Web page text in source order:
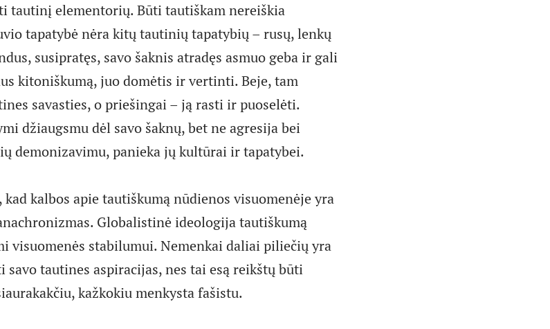
tautinį elementorių. Būti tautiškam nereiškia
tapatybė nėra kitų tautinių tapatybių – rusų, lenkų
susipratęs, savo šaknis atradęs asmuo geba ir gali
kitoniškumą, juo domėtis ir vertinti. Beje, tam
savasties, o priešingai – ją rasti ir puoselėti.
džiaugsmu dėl savo šaknų, bet ne agresija bei
demonizavimu, panieka jų kultūrai ir tapatybei.
kalbos apie tautiškumą nūdienos visuomenėje yra
Globalistinė ideologija tautiškumą
visuomenės stabilumui. Nemenkai daliai piliečių yra
savo tautines aspiracijas, nes tai esą reikštų būti
kažkokiu menkysta fašistu.